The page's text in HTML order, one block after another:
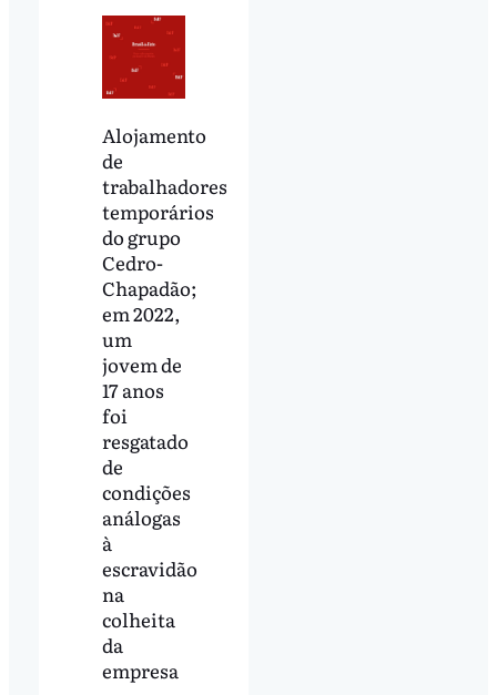
Alojamento
de
trabalhadores
temporários
do grupo
Cedro-
Chapadão;
em 2022,
um
jovem de
17 anos
foi
resgatado
de
condições
análogas
à
escravidão
na
colheita
da
empresa